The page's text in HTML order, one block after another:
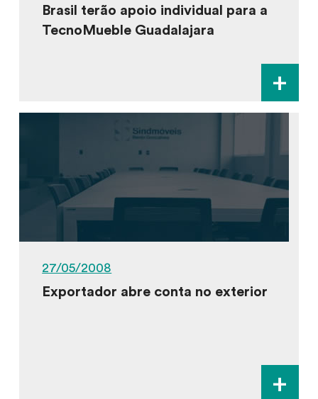
Brasil terão apoio individual para a
TecnoMueble Guadalajara
+
27/05/2008
Exportador abre conta no exterior
+